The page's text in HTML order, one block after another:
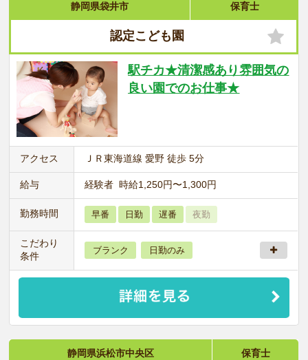
静岡県袋井市 保育士
認定こども園
駅チカ★清潔感あり雰囲気の
良い園でのお仕事★
アクセス ＪＲ東海道線 愛野 徒歩 5分
給与 経験者 時給1,250円〜1,300円
勤務時間 早番 日勤 遅番 夜勤
こだわり
条件
ブランク 日勤のみ
静岡県浜松市中央区 保育士